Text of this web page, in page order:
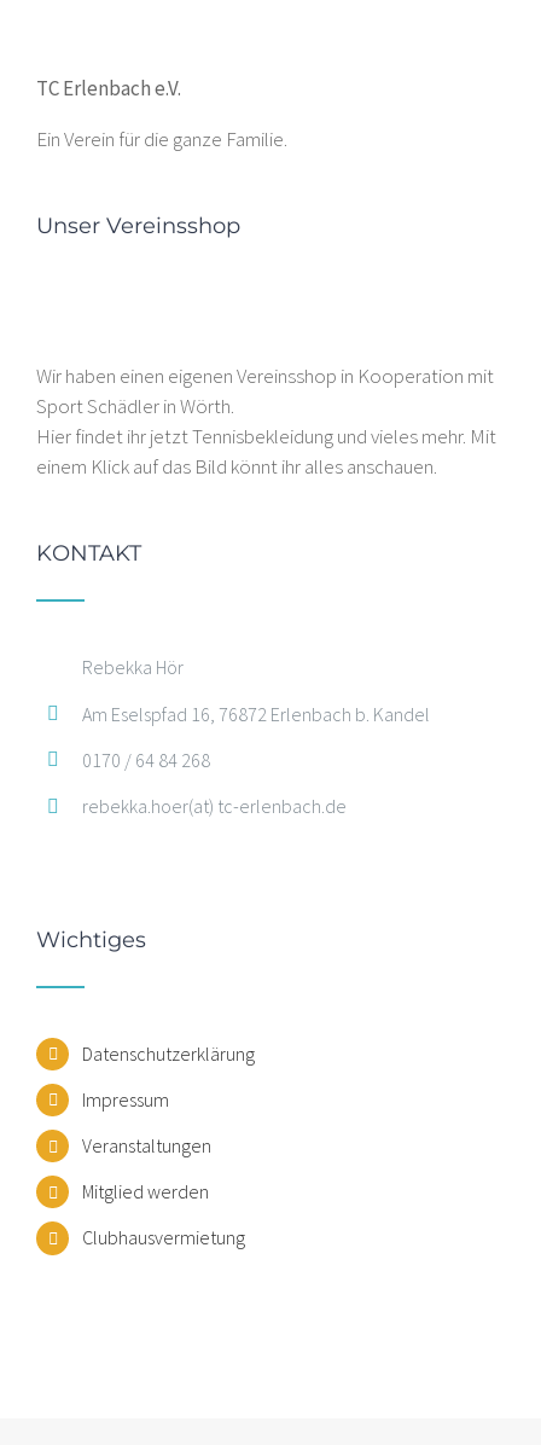
TC Erlenbach e.V.
Ein Verein für die ganze Familie.
Unser Vereinsshop
Wir haben einen eigenen Vereinsshop in Kooperation mit
Sport Schädler in Wörth.
Hier findet ihr jetzt Tennisbekleidung und vieles mehr. Mit
einem Klick auf das Bild könnt ihr alles anschauen.
KONTAKT
Rebekka Hör
Am Eselspfad 16, 76872 Erlenbach b. Kandel
0170 / 64 84 268
rebekka.hoer(at) tc-erlenbach.de
Wichtiges
Datenschutzerklärung
Impressum
Veranstaltungen
Mitglied werden
Clubhausvermietung